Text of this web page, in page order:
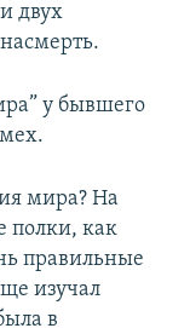
двух
у бывшего
мира? На
полки, как
правильные
изучал
в